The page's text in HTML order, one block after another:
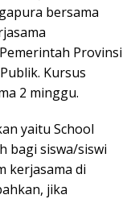
bersama
Provinsi
Kursus
2 minggu.
yaitu School
bagi siswa/siswi
kerjasama di
jika